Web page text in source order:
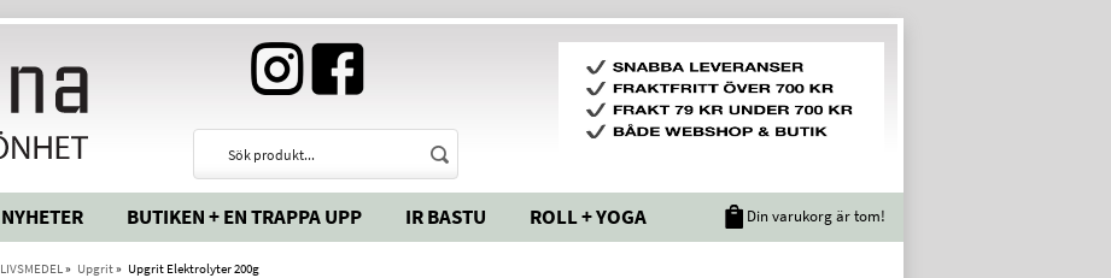
NYHETER BUTIKEN + EN TRAPPA UPP IR BASTU ROLL + YOGA Din varukorg är tom!
LIVSMEDEL » Upgrit» Upgrit Elektrolyter 200g